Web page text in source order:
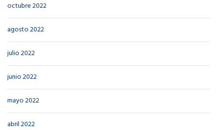
octubre 2022
agosto 2022
julio 2022
junio 2022
mayo 2022
abril 2022